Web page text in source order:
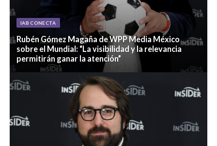
IAB CONECTA
Rubén Gómez Magaña de WPP Media México
sobre el Mundial: “La visibilidad y la relevancia
permitirán ganar la atención”